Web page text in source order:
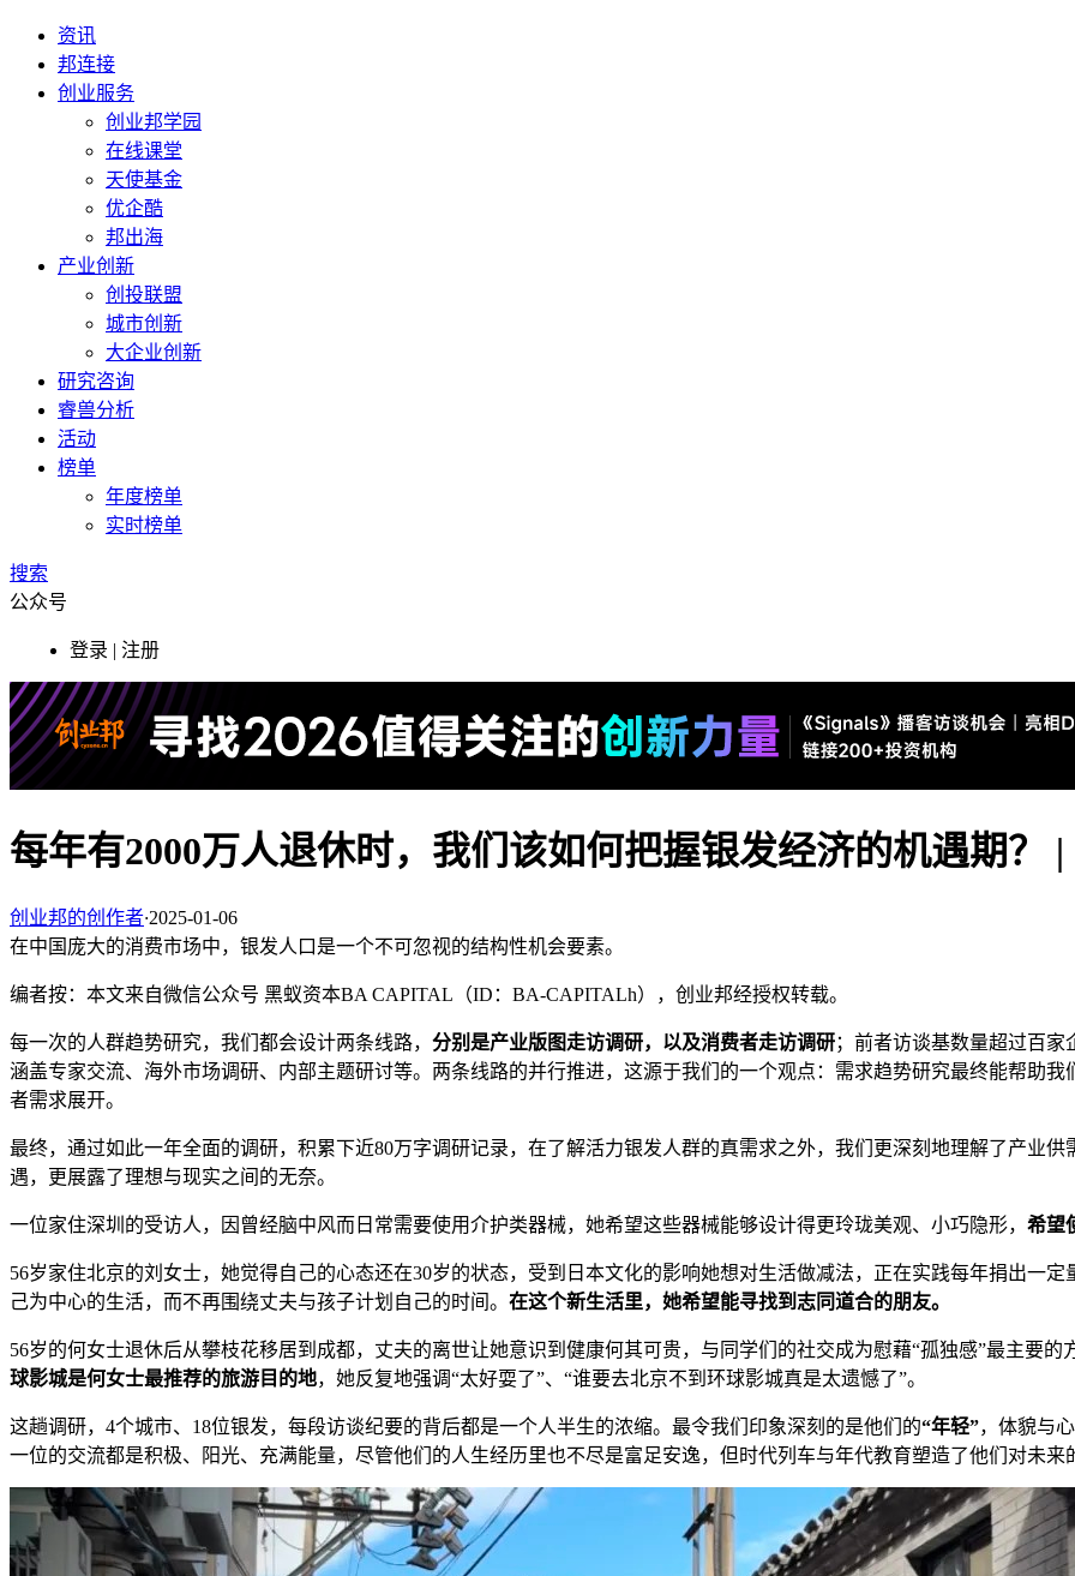
资讯
邦连接
创业服务
创业邦学园
在线课堂
天使基金
优企酷
邦出海
产业创新
创投联盟
城市创新
大企业创新
研究咨询
睿兽分析
活动
榜单
年度榜单
实时榜单
搜索
公众号
登录 | 注册
每年有2000万人退休时，我们该如何把握银发经济的机遇期？
创业邦的创作者·2025-01-06
在中国庞大的消费市场中，银发人口是一个不可忽视的结构性机会要素。
编者按：本文来自微信公众号 黑蚁资本BA CAPITAL（ID：BA-CAPITALh），创业邦经授权转载。
每一次的人群趋势研究，我们都会设计两条线路， 分别是产业版图走访调研，以及消费者走访调研；前者访谈基数量超过百
涵盖专家交流、海外市场调研、内部主题研讨等。两条线路的并行推进，这源于我们的一个观点：需求趋势研究最终能帮助
者需求展开。
最终，通过如此一年全面的调研，积累下近80万字调研记录，在了解活力银发人群的真需求之外，我们更深刻地理解了产业
遇，更展露了理想与现实之间的无奈。
一位家住深圳的受访人，因曾经脑中风而日常需要使用介护类器械，她希望这些器械能够设计得更玲珑美观、小巧隐形， 希望
56岁家住北京的刘女士，她觉得自己的心态还在30岁的状态，受到日本文化的影响她想对生活做减法，正在实践每年捐出一
己为中心的生活，而不再围绕丈夫与孩子计划自己的时间。 在这个新生活里，她希望能寻找到志同道合的朋友。
56岁的何女士退休后从攀枝花移居到成都，丈夫的离世让她意识到健康何其可贵，与同学们的社交成为慰藉“孤独感”最主要
球影城是何女士最推荐的旅游目的地，她反复地强调“太好耍了”、“谁要去北京不到环球影城真是太遗憾了”。
这趟调研，4个城市、18位银发，每段访谈纪要的背后都是一个人半生的浓缩。最令我们印象深刻的是他们的“年轻”，体貌与
一位的交流都是积极、阳光、充满能量，尽管他们的人生经历里也不尽是富足安逸，但时代列车与年代教育塑造了他们对未来